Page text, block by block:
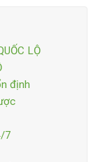
LỘ
định
7